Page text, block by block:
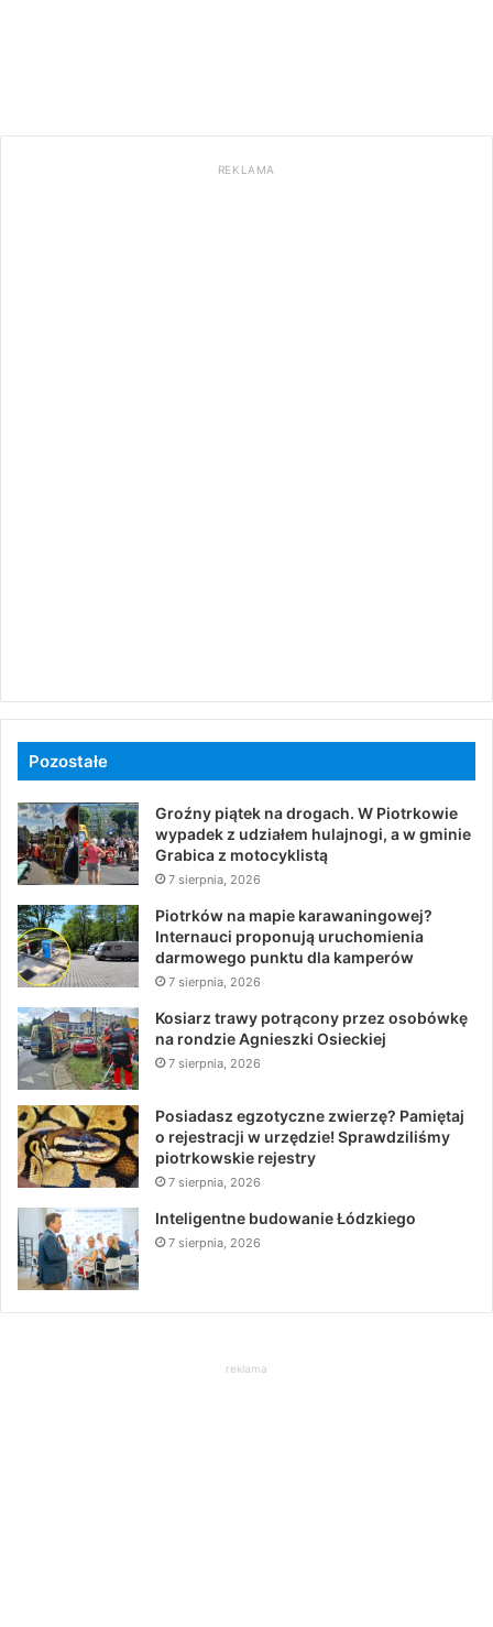
REKLAMA
Pozostałe
Groźny piątek na drogach. W Piotrkowie
wypadek z udziałem hulajnogi, a w gminie
Grabica z motocyklistą
7 sierpnia, 2026
Piotrków na mapie karawaningowej?
Internauci proponują uruchomienia
darmowego punktu dla kamperów
7 sierpnia, 2026
Kosiarz trawy potrącony przez osobówkę
na rondzie Agnieszki Osieckiej
7 sierpnia, 2026
Posiadasz egzotyczne zwierzę? Pamiętaj
o rejestracji w urzędzie! Sprawdziliśmy
piotrkowskie rejestry
7 sierpnia, 2026
Inteligentne budowanie Łódzkiego
7 sierpnia, 2026
reklama